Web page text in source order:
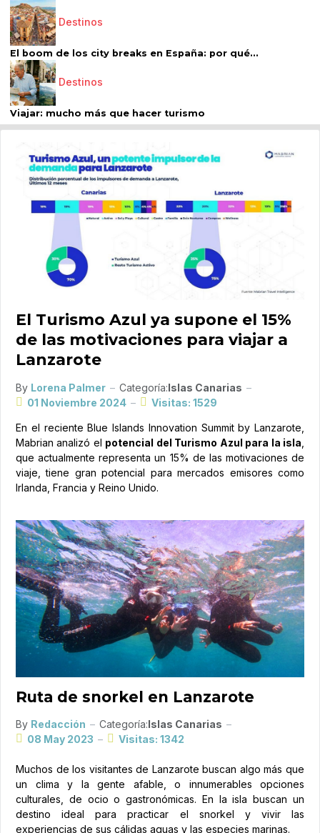
Destinos
El boom de los city breaks en España: por qué...
Destinos
Viajar: mucho más que hacer turismo
El Turismo Azul ya supone el 15%
de las motivaciones para viajar a
Lanzarote
By Lorena Palmer Categoría:Islas Canarias
01 Noviembre 2024
Visitas: 1529
En el reciente Blue Islands Innovation Summit by Lanzarote,
Mabrian analizó el potencial del Turismo Azul para la isla
que actualmente representa un 15% de las motivaciones de
viaje, tiene gran potencial para mercados emisores como
Irlanda, Francia y Reino Unido.
Ruta de snorkel en Lanzarote
By Redacción Categoría:Islas Canarias
08 May 2023
Visitas: 1342
Muchos de los visitantes de Lanzarote buscan algo más que
un clima y la gente afable, o innumerables opciones
culturales, de ocio o gastronómicas. En la isla buscan un
destino ideal para practicar el snorkel y vivir las
experiencias de sus cálidas aguas y las especies marinas.